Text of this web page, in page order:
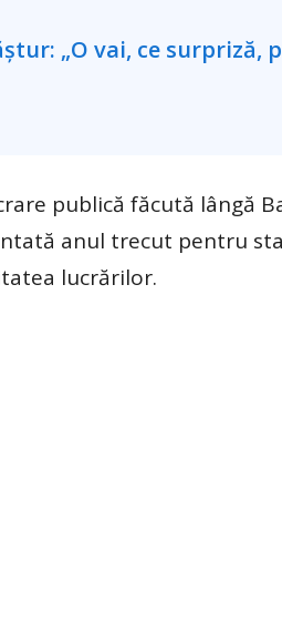
publică făcută lângă
anul trecut pentru
lucrărilor.